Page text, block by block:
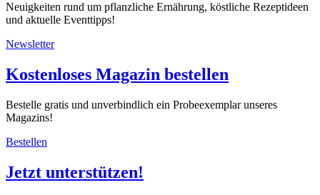
Neuigkeiten rund um pflanzliche Ernährung, köstliche Rezeptideen
und aktuelle Eventtipps!
Newsletter
Kostenloses Magazin bestellen
Bestelle gratis und unverbindlich ein Probeexemplar unseres
Magazins!
Bestellen
Jetzt unterstützen!